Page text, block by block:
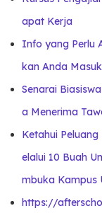
apat Kerja
Info yang Perlu
kan Anda
Senarai
a Menerima
Ketahui
elalui 10 Buah
mbuka Kampus
https://